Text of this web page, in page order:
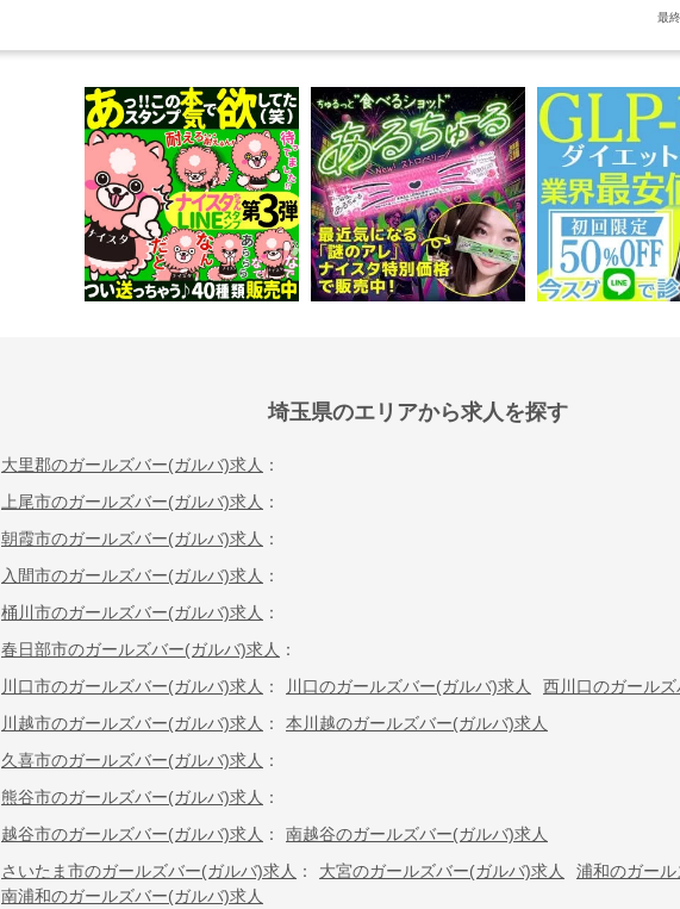
最
埼玉県のエリアから求人を探す
大里郡のガールズバー(ガルバ)求人
上尾市のガールズバー(ガルバ)求人
朝霞市のガールズバー(ガルバ)求人
入間市のガールズバー(ガルバ)求人
桶川市のガールズバー(ガルバ)求人
春日部市のガールズバー(ガルバ)求人
川口市のガールズバー(ガルバ)求人
川口のガールズバー(ガルバ)求人
西川口のガール
川越市のガールズバー(ガルバ)求人
本川越のガールズバー(ガルバ)求人
久喜市のガールズバー(ガルバ)求人
熊谷市のガールズバー(ガルバ)求人
越谷市のガールズバー(ガルバ)求人
南越谷のガールズバー(ガルバ)求人
さいたま市のガールズバー(ガルバ)求人
大宮のガールズバー(ガルバ)求人
浦和のガー
南浦和のガールズバー(ガルバ)求人